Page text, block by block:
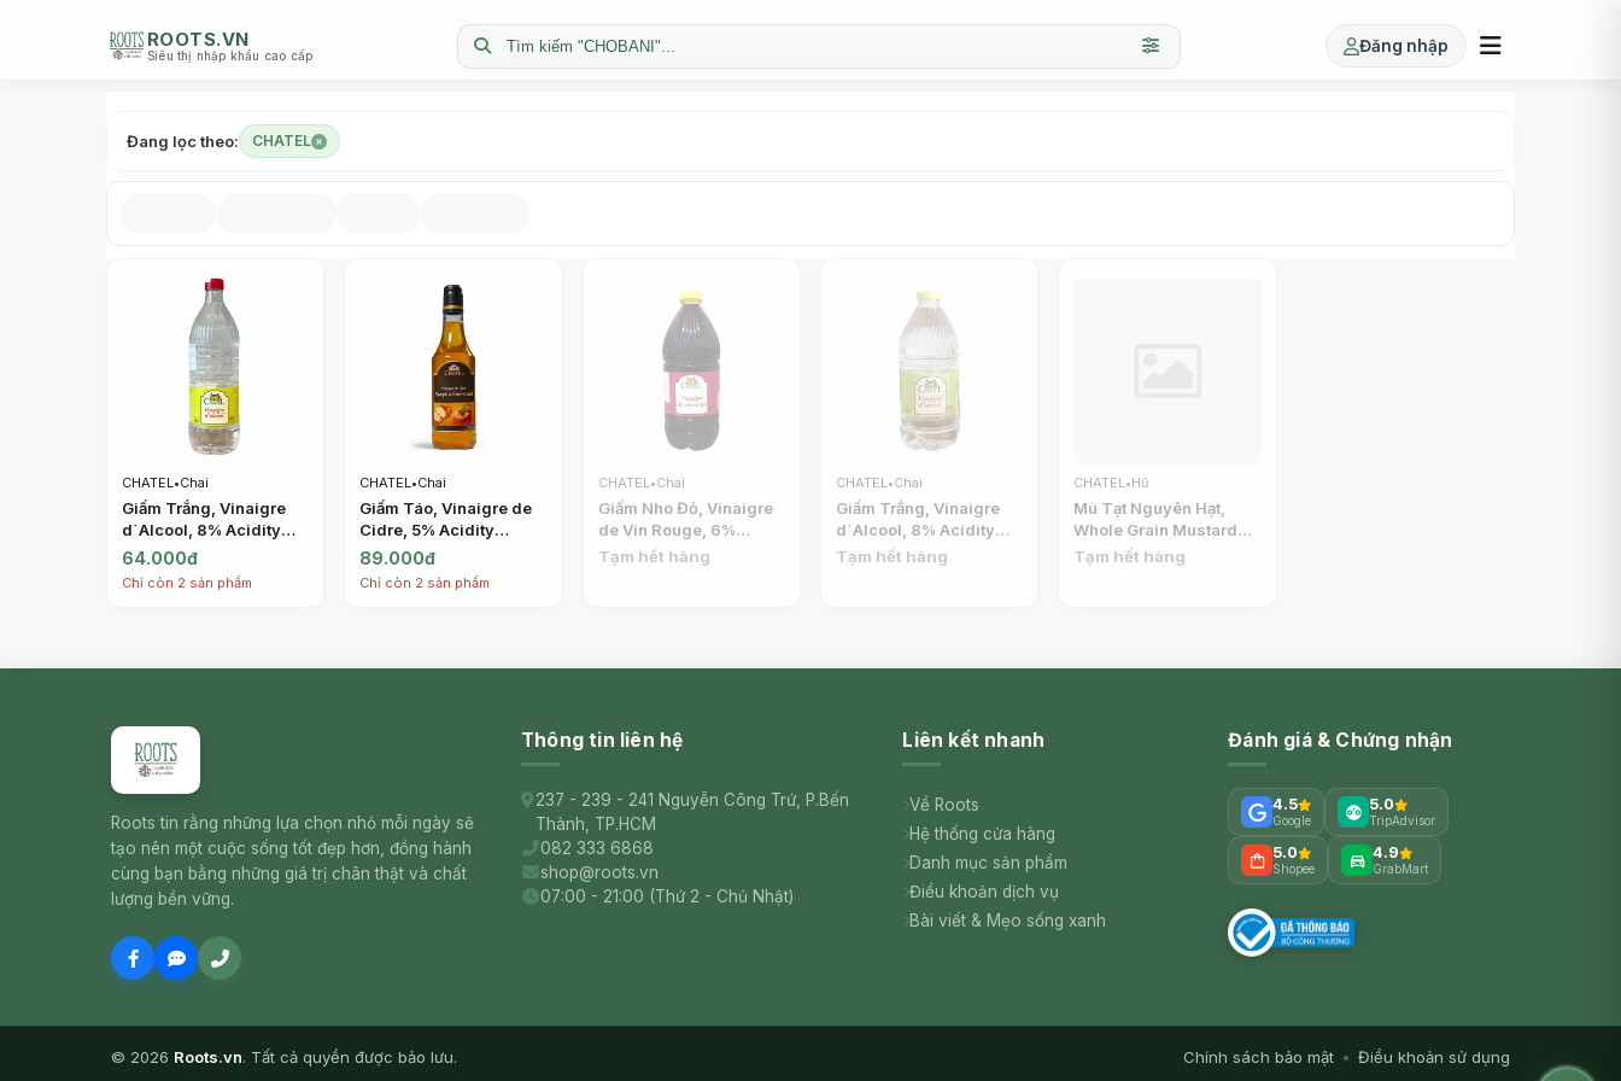
ROOTS.VN
Siêu thị nhập khẩu cao cấp
Tìm kiếm "CHOBANI"... Đăng nhập
Đang lọc theo: CHATEL
CHATEL•Chai
Giấm Trắng, Vinaigre
d`Alcool, 8% Acidity
(100cl) - CHATEL
64.000đ
Chỉ còn 2 sản phẩm
CHATEL•Chai
Giấm Táo, Vinaigre de
Cidre, 5% Acidity
(500ml) - CHATEL
89.000đ
Chỉ còn 2 sản phẩm
CHATEL•Chai
Giấm Nho Đỏ, Vinaigre
de Vin Rouge, 6%
Acidity (75cl) - CHATEL
Tạm hết hàng
CHATEL•Chai
Giấm Trắng, Vinaigre
d`Alcool, 8% Acidity
(75cl) - CHATEL
Tạm hết hàng
CHATEL•Hũ
Mù Tạt Nguyên Hạt,
Whole Grain Mustard
(350g) - CHATEL
Tạm hết hàng
Roots tin rằng những lựa chọn nhỏ mỗi ngày sẽ
tạo nên một cuộc sống tốt đẹp hơn, đồng hành
cùng bạn bằng những giá trị chân thật và chất
lượng bền vững.
Thông tin liên hệ
237 - 239 - 241 Nguyễn Công Trứ, P.Bến
Thành, TP.HCM
082 333 6868
shop@roots.vn
07:00 - 21:00 (Thứ 2 - Chủ Nhật)
Liên kết nhanh
Về Roots
Hệ thống cửa hàng
Danh mục sản phẩm
Điều khoản dịch vụ
Bài viết & Mẹo sống xanh
Đánh giá & Chứng nhận
4.5
Google
5.0
TripAdvisor
5.0
Shopee
4.9
GrabMart
© 2026 Roots.vn. Tất cả quyền được bảo lưu. Chính sách bảo mật • Điều khoản sử dụng